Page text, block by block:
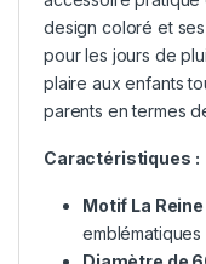
design coloré et
pour les jours de
plaire aux enfants
parents en termes
Caractéristiques :
Motif La
emblématiques